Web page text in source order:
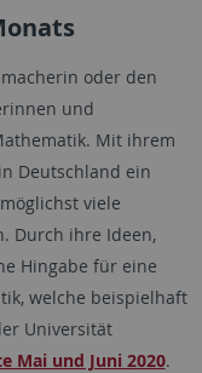
oder den
und
Mit ihrem
Deutschland ein
viele
Durch ihre Ideen,
Hingabe für eine
welche beispielhaft
Universität
Mai und Juni 2020.